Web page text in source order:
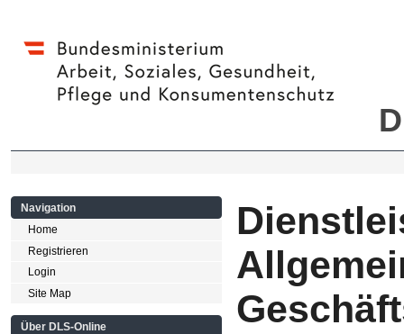
Navigation
Home
Registrieren
Login
Site Map
Über DLS-Online